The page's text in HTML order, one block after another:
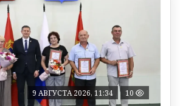
9 АВГУСТА 2026, 11:34 10